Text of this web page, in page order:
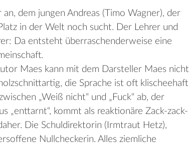
dem jungen Andreas (Timo Wagner), der
in der Welt noch sucht. Der Lehrer und
Da entsteht überraschenderweise eine
Maes kann mit dem Darsteller Maes nicht
die Sprache ist oft klischeehaft
„Weiß nicht“ und „Fuck“ ab, der
kommt als reaktionäre Zack-zack-
Die Schuldirektorin (Irmtraut Hetz),
Nullcheckerin. Alles ziemliche